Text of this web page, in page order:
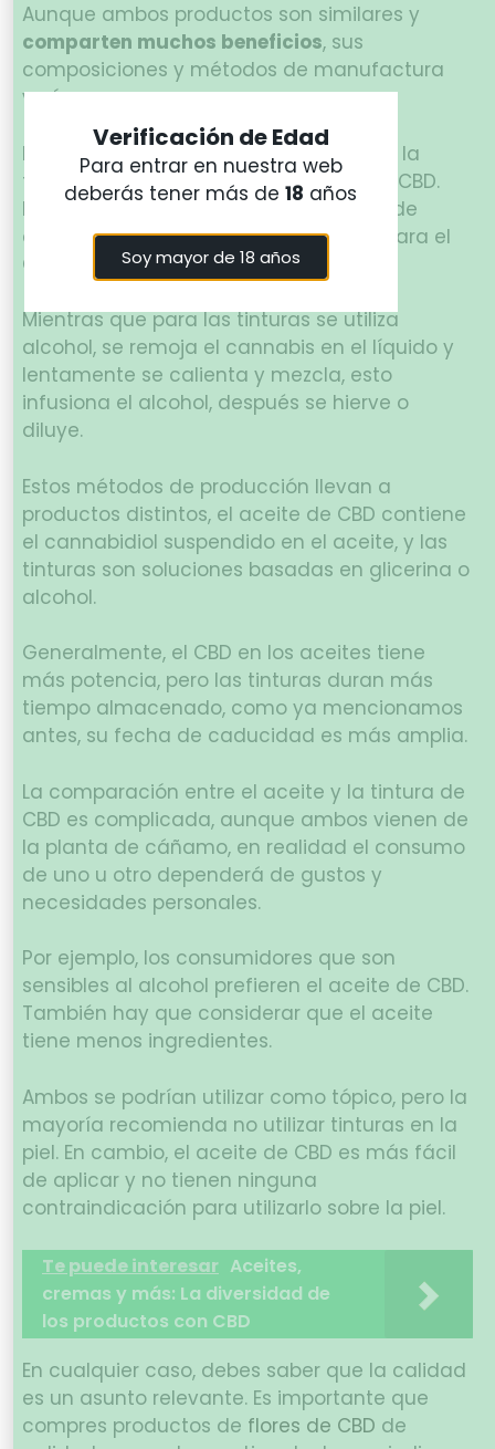
Aunque ambos productos son similares y
comparten muchos beneficios, sus
composiciones y métodos de manufactura
varía.
La principal diferencia entre el aceite y la
tintura es el método de extracción del CBD.
Para el aceite muchos utilizan dióxido de
carbono, al calentar y presionar se separa el
CBD de la planta.
Mientras que para las tinturas se utiliza
alcohol, se remoja el cannabis en el líquido y
lentamente se calienta y mezcla, esto
infusiona el alcohol, después se hierve o
diluye.
Estos métodos de producción llevan a
productos distintos, el aceite de CBD contiene
el cannabidiol suspendido en el aceite, y las
tinturas son soluciones basadas en glicerina o
alcohol.
Generalmente, el CBD en los aceites tiene
más potencia, pero las tinturas duran más
tiempo almacenado, como ya mencionamos
antes, su fecha de caducidad es más amplia.
La comparación entre el aceite y la tintura de
CBD es complicada, aunque ambos vienen de
la planta de cáñamo, en realidad el consumo
de uno u otro dependerá de gustos y
necesidades personales.
Por ejemplo, los consumidores que son
sensibles al alcohol prefieren el aceite de CBD.
También hay que considerar que el aceite
tiene menos ingredientes.
Ambos se podrían utilizar como tópico, pero la
mayoría recomienda no utilizar tinturas en la
piel. En cambio, el aceite de CBD es más fácil
de aplicar y no tienen ninguna
contraindicación para utilizarlo sobre la piel.
Te puede interesar Aceites,
cremas y más: La diversidad de
los productos con CBD
En cualquier caso, debes saber que la calidad
es un asunto relevante. Es importante que
compres productos de flores de CBD de
Verificación de Edad
Para entrar en nuestra web
deberás tener más de18 años
Soy mayor de 18 años